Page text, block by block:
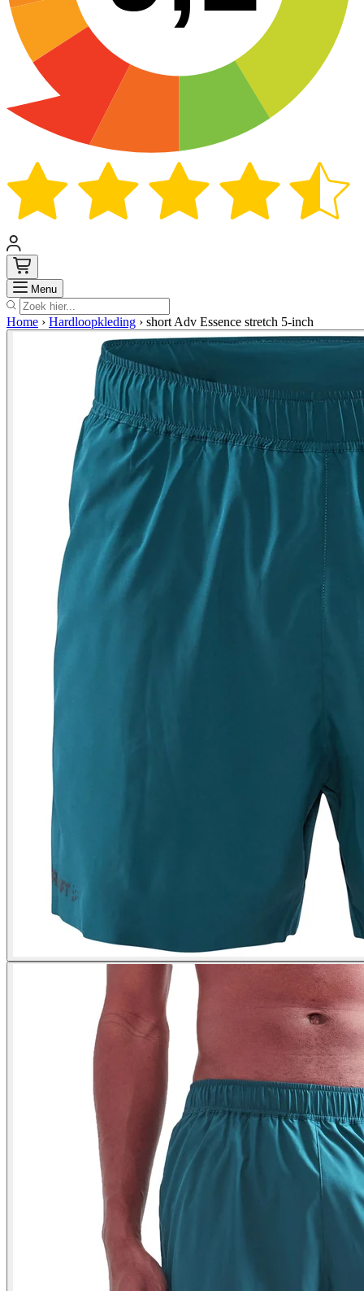
Menu Zoek
Home › Hardloopkleding › short Adv Essence stretch 5-inch